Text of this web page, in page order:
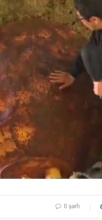
0 şərh